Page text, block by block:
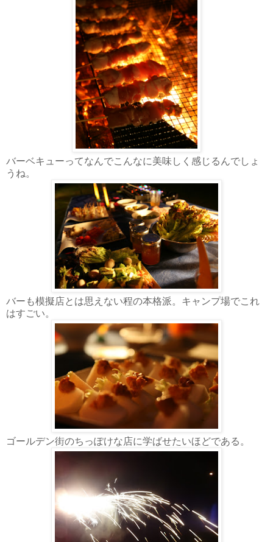
バーベキューってなんでこんなに美味しく感じるんでしょ
うね。
バーも模擬店とは思えない程の本格派。キャンプ場でこれ
はすごい。
ゴールデン街のちっぽけな店に学ばせたいほどである。